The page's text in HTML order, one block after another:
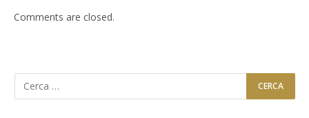
Comments are closed.